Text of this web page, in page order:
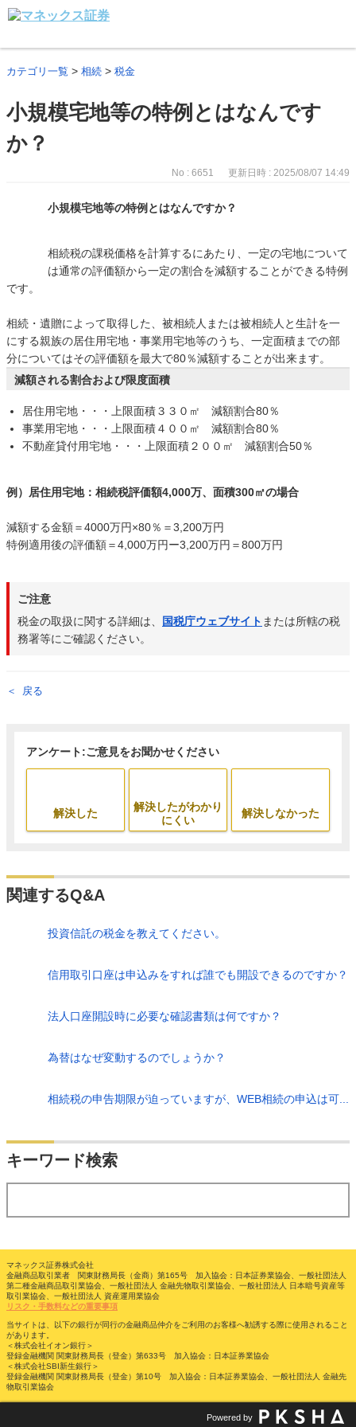
カテゴリ一覧 > 相続 > 税金
小規模宅地等の特例とはなんです
か？
No : 6651 更新日時 : 2025/08/07 14:49
小規模宅地等の特例とはなんですか？
相続税の課税価格を計算するにあたり、一定の宅地について
は通常の評価額から一定の割合を減額することができる特例
です。
相続・遺贈によって取得した、被相続人または被相続人と生計を一
にする親族の居住用宅地・事業用宅地等のうち、一定面積までの部
分についてはその評価額を最大で80％減額することが出来ます。
減額される割合および限度面積
居住用宅地・・・上限面積３３０㎡ 減額割合80％
事業用宅地・・・上限面積４００㎡ 減額割合80％
不動産貸付用宅地・・・上限面積２００㎡ 減額割合50％
例）居住用宅地：相続税評価額4,000万、面積300㎡の場合
減額する金額＝4000万円×80％＝3,200万円
特例適用後の評価額＝4,000万円ー3,200万円＝800万円
ご注意
税金の取扱に関する詳細は、 国税庁ウェブサイト または所轄の税
務署等にご確認ください。
戻る
アンケート:ご意見をお聞かせください
解決した
解決したがわかり
にくい
解決しなかった
関連するQ&A
投資信託の税金を教えてください。
信用取引口座は申込みをすれば誰でも開設できるのですか？
法人口座開設時に必要な確認書類は何ですか？
為替はなぜ変動するのでしょうか？
相続税の申告期限が迫っていますが、WEB相続の申込は可...
キーワード検索
マネックス証券株式会社
金融商品取引業者 関東財務局長（金商）第165号 加入協会：日本証券業協会、一般社団法人
第二種金融商品取引業協会、一般社団法人 金融先物取引業協会、一般社団法人 日本暗号資産等
取引業協会、一般社団法人 資産運用業協会
リスク・手数料などの重要事項
当サイトは、以下の銀行が同行の金融商品仲介をご利用のお客様へ勧誘する際に使用されること
があります。
＜株式会社イオン銀行＞
登録金融機関 関東財務局長（登金）第633号 加入協会：日本証券業協会
＜株式会社SBI新生銀行＞
登録金融機関 関東財務局長（登金）第10号 加入協会：日本証券業協会、一般社団法人 金融先
物取引業協会
Powered by